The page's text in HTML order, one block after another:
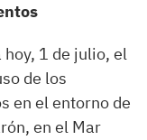
hoy, 1 de julio, el
de los
en el entorno de
en el Mar